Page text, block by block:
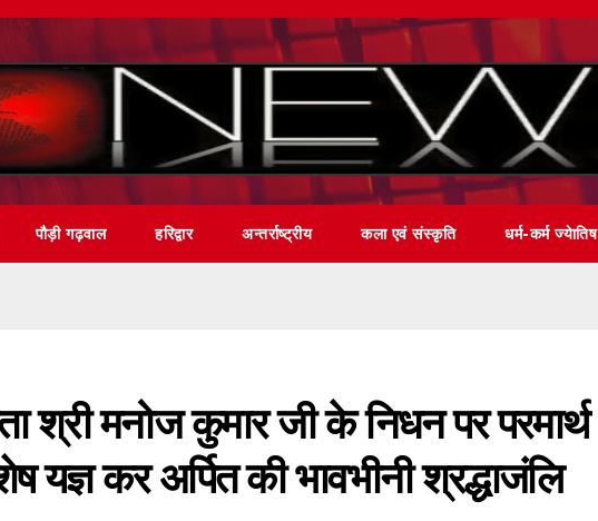
पौड़ी गढ़वाल हरिद्वार अन्तर्राष्ट्रीय कला एवं संस्कृति धर्म-कर्म ज्येातिष
श्री मनोज कुमार जी के निधन पर परमार्थ
यज्ञ कर अर्पित की भावभीनी श्रद्धाजंलि